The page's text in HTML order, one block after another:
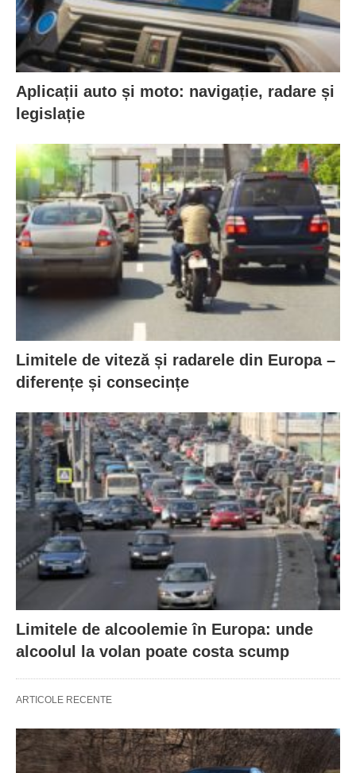
Aplicații auto și moto: navigație, radare și
legislație
Limitele de viteză și radarele din Europa –
diferențe și consecințe
Limitele de alcoolemie în Europa: unde
alcoolul la volan poate costa scump
ARTICOLE RECENTE